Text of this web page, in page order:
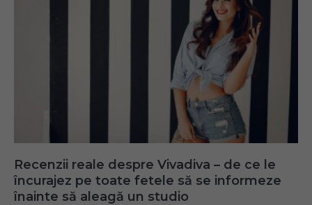
Recenzii reale despre Vivadiva – de ce le
încurajez pe toate fetele să se informeze
înainte să aleagă un studio